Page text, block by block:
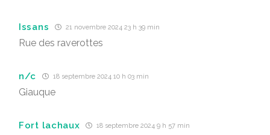
Issans 21 novembre 2024 23 h 39 min
Rue des raverottes
n/c 18 septembre 2024 10 h 03 min
Giauque
Fort lachaux 18 septembre 2024 9 h 57 min